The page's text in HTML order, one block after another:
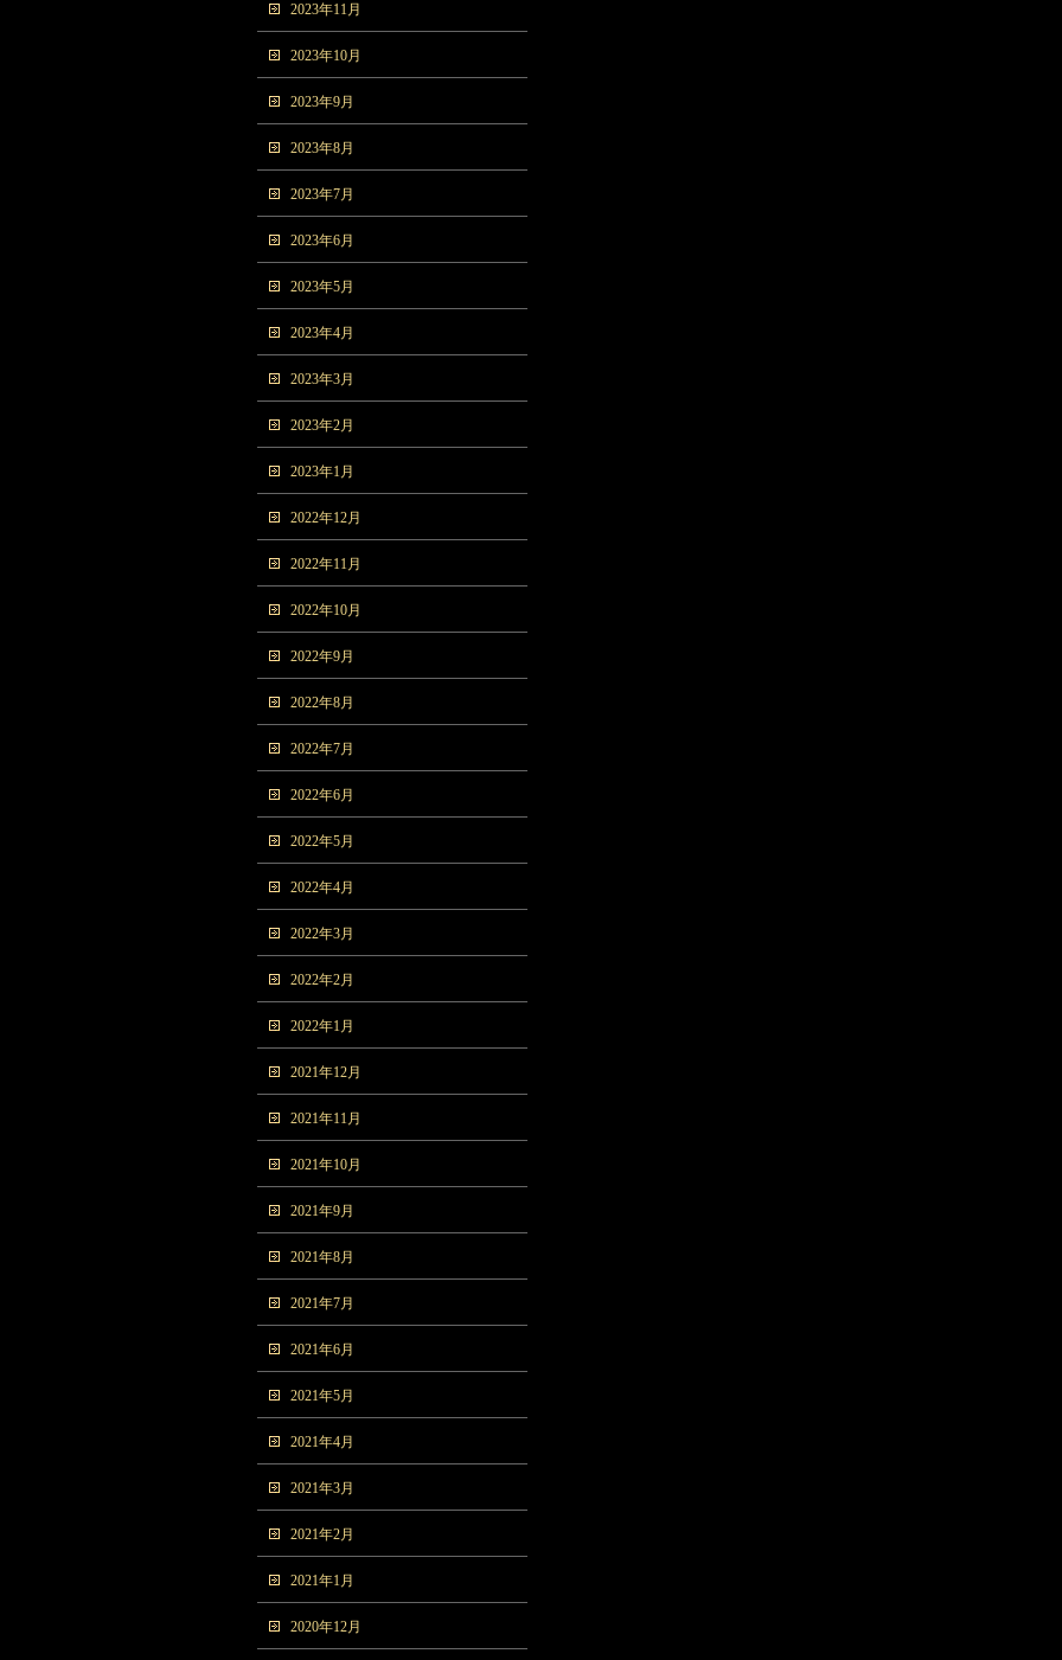
2023年11月
2023年10月
2023年9月
2023年8月
2023年7月
2023年6月
2023年5月
2023年4月
2023年3月
2023年2月
2023年1月
2022年12月
2022年11月
2022年10月
2022年9月
2022年8月
2022年7月
2022年6月
2022年5月
2022年4月
2022年3月
2022年2月
2022年1月
2021年12月
2021年11月
2021年10月
2021年9月
2021年8月
2021年7月
2021年6月
2021年5月
2021年4月
2021年3月
2021年2月
2021年1月
2020年12月